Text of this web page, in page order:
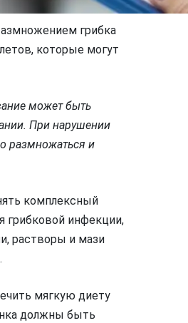
грибка
которые могут
может быть
При нарушении
размножаться и
комплексный
грибковой инфекции,
растворы и мази
мягкую диету
должны быть